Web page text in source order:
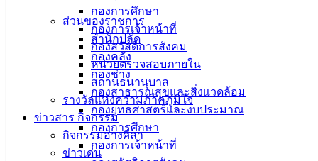
กองการศึกษา
กองการเจ้าหน้าที่
กองสวัสดิการสังคม
หน่วยตรวจสอบภายใน
สถานธนานุบาล
รางวัลแห่งความภาคภูมิใจ
ข่าวสาร กิจกรรม
กิจกรรมอ่างศิลา
ข่าวเด่น
ส่วนของราชการ
สำนักปลัด
กองคลัง
กองช่าง
กองสาธารณสุขและสิ่งแวดล้อม
กองยุทธศาสตร์และงบประมาณ
กองการศึกษา
กองการเจ้าหน้าที่
อ่างศิลา 90/338
อ.เมือง จ.ชลบุรี
038-
142-100-104
บริการ